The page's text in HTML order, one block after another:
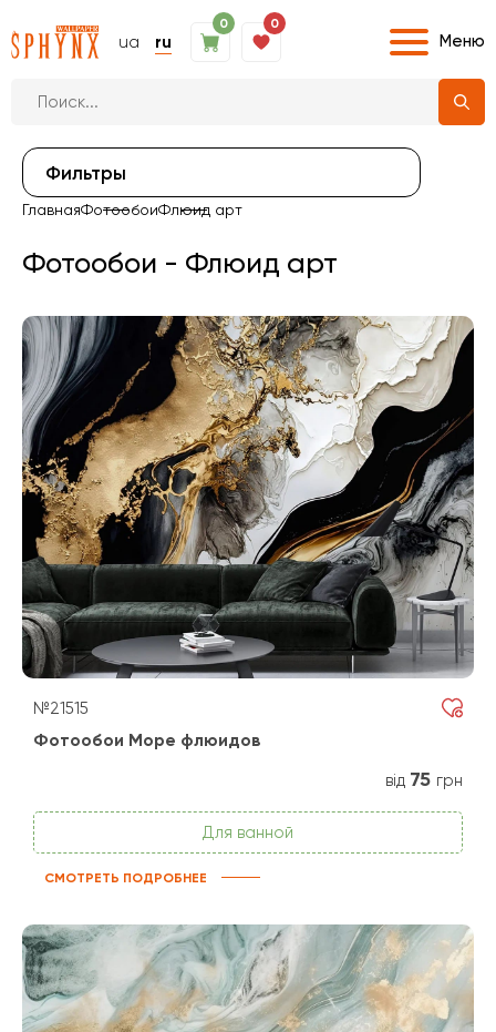
ua ru
0 0
Меню
Фильтры
ГлавнаяФотообоиФлюид арт
Фотообои - Флюид арт
№21515
Фотообои Море флюидов
від 75 грн
Для ванной
СМОТРЕТЬ ПОДРОБНЕЕ